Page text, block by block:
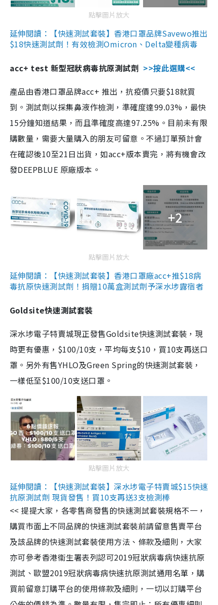
點擊圖片放大
延伸閱讀：【快速測試套裝】香港口罩品牌Savewo推出
$18快速測試劑！有效檢測Omicron、Delta變種病毒
acc+ test 新型冠狀病毒抗原測試劑 >>按此選購<<
產品由香港口罩品牌acc+ 推出，抗疫價只要$18就買
到。測試劑以採集鼻液作檢測，準確度達99.03%，最快
15分鐘知道結果，而且準確度高達97.25%。目前未有限
購數量，需要大量購入的朋友可留意。不過訂單預計會
在確認後10至21日出貨，如acc+版本賣完，將有機會改
發DEEPBLUE 原廠版本。
+2
點擊圖片放大
延伸閱讀：【快速測試套裝】香港口罩廠acc+推$18病
毒抗原快速測試劑！捐贈10萬盒測試劑予深水埗露宿者
Goldsite快速測試套裝
深水埗電子特賣城現正發售Goldsite快速測試套裝，現
時更有優惠，$100/10支，平均每支$10，買10支再送口
罩。另外有售YHLO及Green Spring的快速測試套裝，
一樣低至$100/10支送口罩。
點擊圖片放大
延伸閱讀：【快速測試套裝】深水埗電子特賣城$15快速
抗原測試劑 現貨發售！買10支再送3支檢測棒
<< 提提大家，各零售商發售的快速測試套裝規格不一，
購買市面上不同品牌的快速測試套裝前請留意售賣平台
及該品牌的快速測試套裝使用方法、條款及細則，大家
亦可參考香港衞生署表列認可2019冠狀病毒病快速抗原
測試、歐盟2019冠狀病毒病快速抗原測試通用名單，購
買前留意訂購平台的使用條款及細則，一切以訂購平台